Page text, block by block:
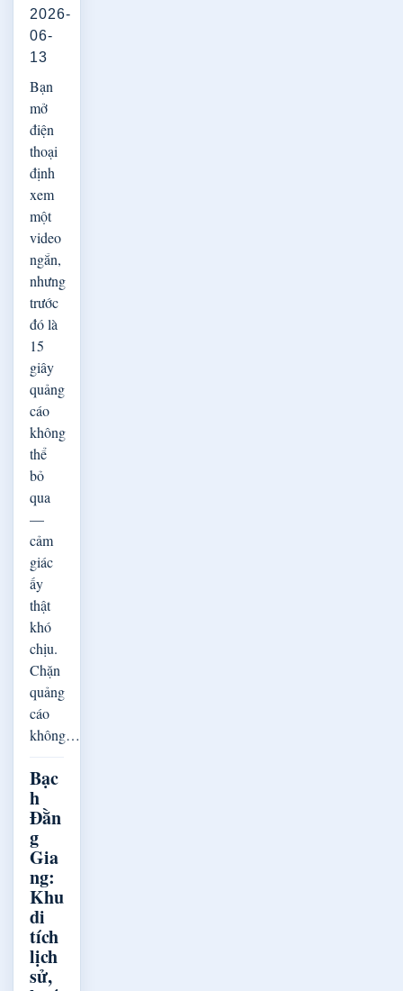
2026-
06-
13
Bạn
mở
điện
thoại
định
xem
một
video
ngắn,
nhưng
trước
đó là
15
giây
quảng
cáo
không
thể
bỏ
qua
—
cảm
giác
ấy
thật
khó
chịu.
Chặn
quảng
cáo
không…
Bạc
h
Đằn
g
Gia
ng:
Khu
di
tích
lịch
sử,